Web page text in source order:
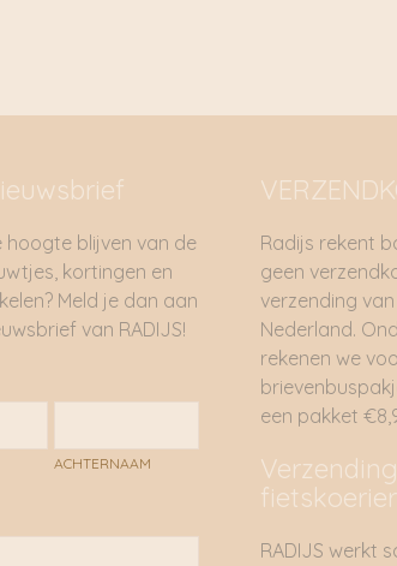
hoogte blijven van de
kortingen en
Meld je dan aan
van RADIJS!
ACHTERNAAM
Radijs rekent
geen
verzending
Nederland.
rekenen we
een pakket
RADIJS werkt